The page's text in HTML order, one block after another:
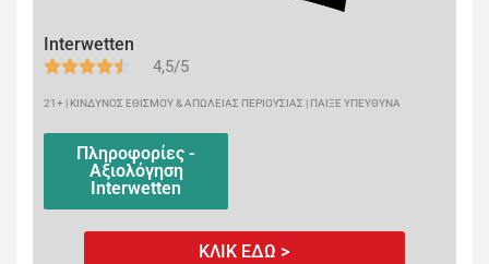
Interwetten
4,5/5
21+ | ΚΙΝΔΥΝΟΣ ΕΘΙΣΜΟΥ & ΑΠΩΛΕΙΑΣ ΠΕΡΙΟΥΣΙΑΣ | ΠΑΙΞΕ ΥΠΕΥΘΥΝΑ
Πληροφορίες -
Αξιολόγηση
Interwetten
ΚΛΙΚ ΕΔΩ >